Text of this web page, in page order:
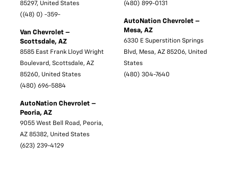
85297, United States
((48) 0) -359-
Van Chevrolet –
Scottsdale, AZ
8585 East Frank Lloyd Wright
Boulevard, Scottsdale, AZ
85260, United States
(480) 696-5884
AutoNation Chevrolet –
Peoria, AZ
9055 West Bell Road, Peoria,
AZ 85382, United States
(623) 239-4129
(480) 899-0131
AutoNation Chevrolet –
Mesa, AZ
6330 E Superstition Springs
Blvd, Mesa, AZ 85206, United
States
(480) 304-7640